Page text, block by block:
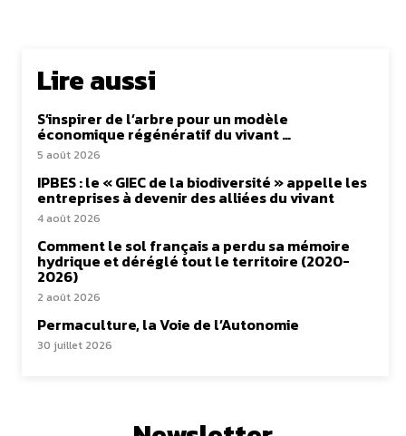
Lire aussi
S’inspirer de l’arbre pour un modèle
économique régénératif du vivant …
5 août 2026
IPBES : le « GIEC de la biodiversité » appelle les
entreprises à devenir des alliées du vivant
4 août 2026
Comment le sol français a perdu sa mémoire
hydrique et déréglé tout le territoire (2020-
2026)
2 août 2026
Permaculture, la Voie de l’Autonomie
30 juillet 2026